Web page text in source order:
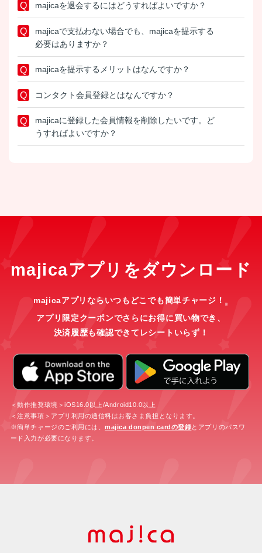
majicaを退会するにはどうすればよいですか？
majicaで支払わない場合でも、majicaを提示する
必要はありますか？
majicaを提示するメリットはなんですか？
コンタクト会員登録とはなんですか？
majicaに登録した会員情報を削除したいです。ど
うすればよいですか？
majicaアプリをダウンロード
majicaアプリならいつもどこでも簡単チャージ！ ※
アプリ限定クーポンでさらにお得に買い物でき、
決済履歴も確認できてレシートいらず！
＜動作推奨環境＞iOS16.0以上/Android10.0以上
＜注意事項＞アプリ利用の通信料はお客さま負担となります。
※簡単チャージのご利用には、majica donpen cardの登録とアプリのパスワ
ード入力が必要になります。